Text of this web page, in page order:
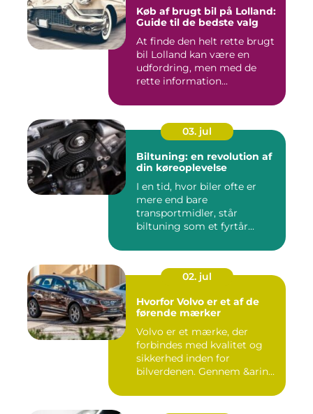
Køb af brugt bil på Lolland:
Guide til de bedste valg
At finde den helt rette brugt
bil Lolland kan være en
udfordring, men med de
rette information...
03. jul
Biltuning: en revolution af
din køreoplevelse
I en tid, hvor biler ofte er
mere end bare
transportmidler, står
biltuning som et fyrtår...
02. jul
Hvorfor Volvo er et af de
førende mærker
Volvo er et mærke, der
forbindes med kvalitet og
sikkerhed inden for
bilverdenen. Gennem &arin...